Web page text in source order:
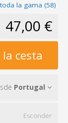
la gama (58)
47,00 €
cesta
Portugal
Esconder